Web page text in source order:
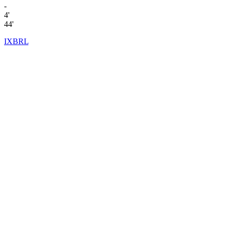
-
4'
44'
IXBRL